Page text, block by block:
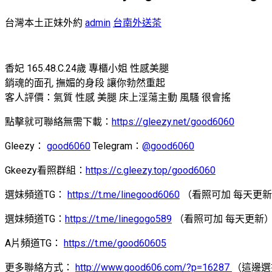
台灣本土正妹外約 admin 台南外送茶
香妃 165.48.C.24歲 專櫃小姐 性感美腿
銷魂的面孔 撫媚的身段 讓你勃然重起
客人評價：氣質 性感 美腿 床上淫蕩主動 風騷 很會搖
點擊就可聯絡無需下載： https://gleezy.net/good6060
Gleezy： good6060 Telegram： @good6060
Gkeezy看照群組： https://c.gleezy.top/good6060
選妹頻道TG： https://t.me/linegood6060 （看照可加 每天更新
選妹頻道TG： https://t.me/linegogo589 （看照可加 每天更新）
A片頻道TG： https://t.me/good60605
更多聯絡方式： http://www.good606.com/?p=16287 （這邊選